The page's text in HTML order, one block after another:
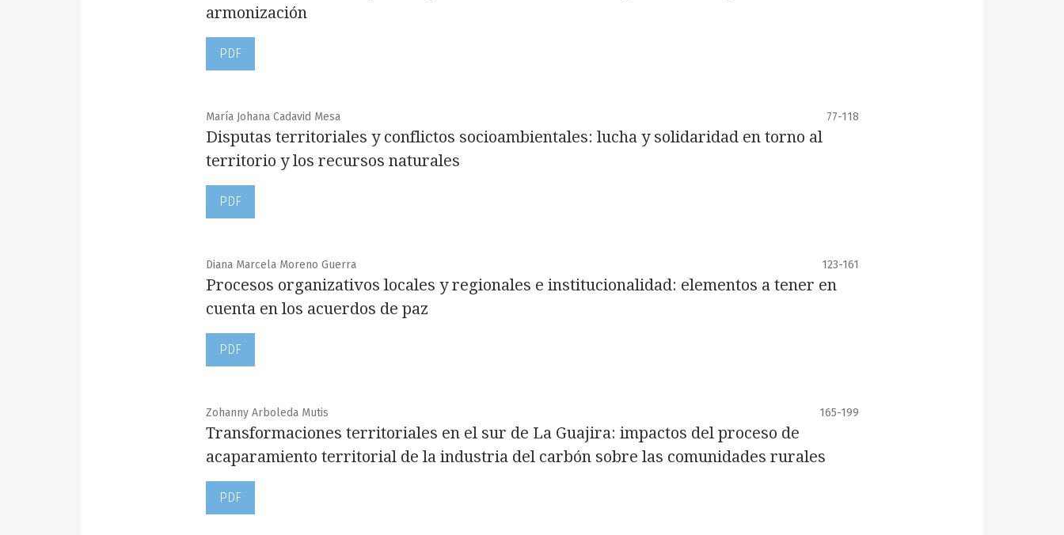
armonización
PDF
María Johana Cadavid Mesa 77-118
Disputas territoriales y conflictos socioambientales: lucha y solidaridad en torno al
territorio y los recursos naturales
PDF
Diana Marcela Moreno Guerra 123-161
Procesos organizativos locales y regionales e institucionalidad: elementos a tener en
cuenta en los acuerdos de paz
PDF
Zohanny Arboleda Mutis 165-199
Transformaciones territoriales en el sur de La Guajira: impactos del proceso de
acaparamiento territorial de la industria del carbón sobre las comunidades rurales
PDF